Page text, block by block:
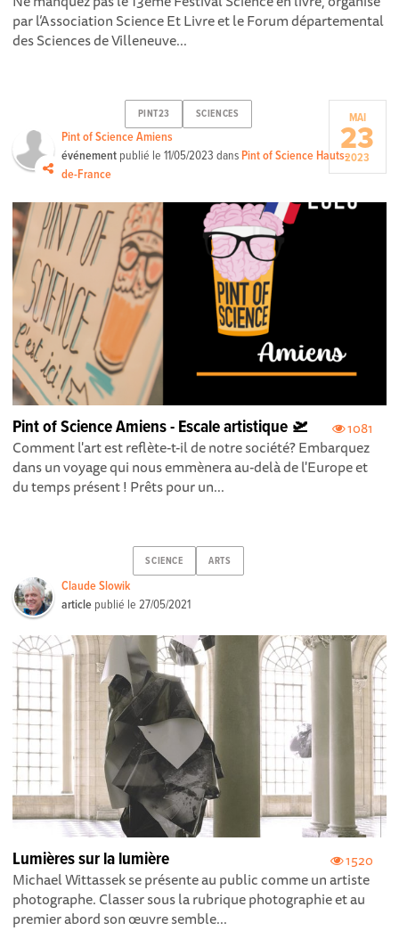
par l’Association Science Et Livre et le Forum départemental
des Sciences de Villeneuve...
PINT23 SCIENCES
Pint of Science Amiens
événement publié le11/05/2023 dans Pint of Science Hauts-
de-France
MAI
23
2023
1081
Pint of Science Amiens - Escale artistique 🛫
Comment l'art est reflète-t-il de notre société? Embarquez
dans un voyage qui nous emmènera au-delà de l'Europe et
du temps présent ! Prêts pour un...
SCIENCE ARTS
Claude Slowik
article publié le27/05/2021
1520
Lumières sur la lumière
Michael Wittassek se présente au public comme un artiste
photographe. Classer sous la rubrique photographie et au
premier abord son œuvre semble...